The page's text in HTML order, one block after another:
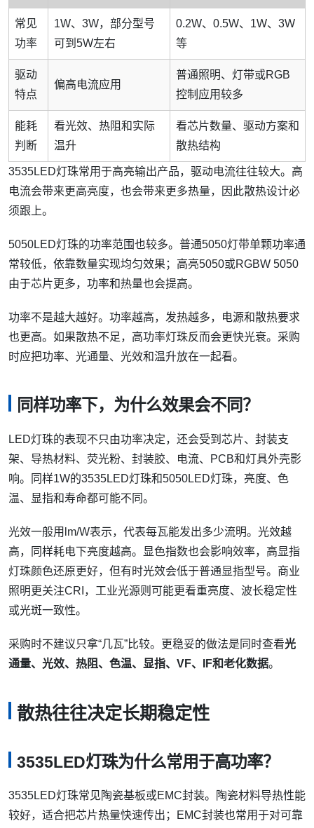
常见
功率
1W、3W，部分型号
可到5W左右
0.2W、0.5W、1W、3W
等
驱动
特点
偏高电流应用
普通照明、灯带或RGB
控制应用较多
能耗
判断
看光效、热阻和实际
温升
看芯片数量、驱动方案和
散热结构
3535LED灯珠常用于高亮输出产品，驱动电流往往较大。高
电流会带来更高亮度，也会带来更多热量，因此散热设计必
须跟上。
5050LED灯珠的功率范围也较多。普通5050灯带单颗功率通
常较低，依靠数量实现均匀效果；高亮5050或RGBW 5050
由于芯片更多，功率和热量也会提高。
功率不是越大越好。功率越高，发热越多，电源和散热要求
也更高。如果散热不足，高功率灯珠反而会更快光衰。采购
时应把功率、光通量、光效和温升放在一起看。
同样功率下，为什么效果会不同？
LED灯珠的表现不只由功率决定，还会受到芯片、封装支
架、导热材料、荧光粉、封装胶、电流、PCB和灯具外壳影
响。同样1W的3535LED灯珠和5050LED灯珠，亮度、色
温、显指和寿命都可能不同。
光效一般用lm/W表示，代表每瓦能发出多少流明。光效越
高，同样耗电下亮度越高。显色指数也会影响效率，高显指
灯珠颜色还原更好，但有时光效会低于普通显指型号。商业
照明更关注CRI，工业光源则可能更看重亮度、波长稳定性
或光斑一致性。
采购时不建议只拿“几瓦”比较。更稳妥的做法是同时查看光
通量、光效、热阻、色温、显指、VF、IF和老化数据。
散热往往决定长期稳定性
3535LED灯珠为什么常用于高功率？
3535LED灯珠常见陶瓷基板或EMC封装。陶瓷材料导热性能
较好，适合把芯片热量快速传出；EMC封装也常用于对可靠